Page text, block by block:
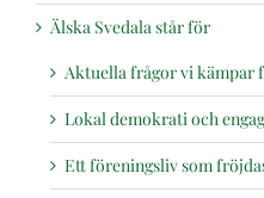
Älska Svedala står för
Aktuella frågor vi kämpar
Lokal demokrati och
Ett föreningsliv som